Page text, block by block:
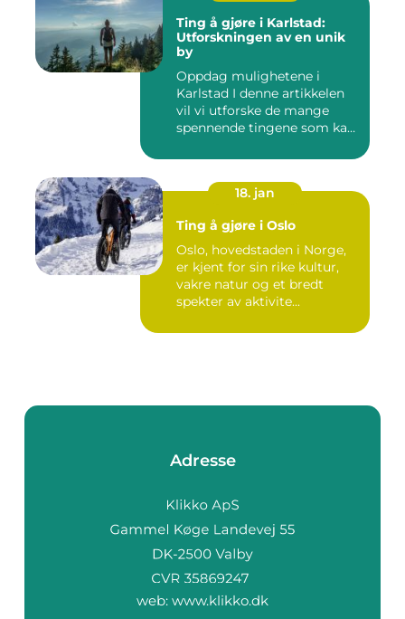
Ting å gjøre i Karlstad:
Utforskningen av en unik
by
Oppdag mulighetene i
Karlstad I denne artikkelen
vil vi utforske de mange
spennende tingene som kan
18. jan
Ting å gjøre i Oslo
Oslo, hovedstaden i Norge,
er kjent for sin rike kultur,
vakre natur og et bredt
spekter av aktivite...
Adresse
web: www.klikko.dk